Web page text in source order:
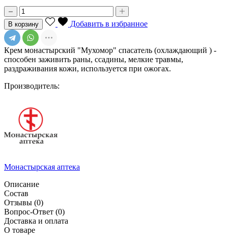
В корзину Добавить в избранное
Крем монастырский "Мухомор" спасатель (охлаждающий ) -
способен заживить раны, ссадины, мелкие травмы,
раздраживания кожи, используется при ожогах.
Производитель:
Монастырская аптека
Описание
Состав
Отзывы (0)
Вопрос-Ответ (0)
Доставка и оплата
О товаре